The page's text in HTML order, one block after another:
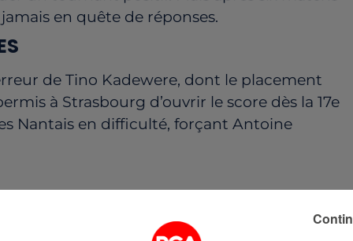
en quête de réponses.
de Tino Kadewere, dont le placement
à Strasbourg d’ouvrir le score dès la 17e
Nantais en difficulté, forçant Antoine
mi-temps, mais les seules fois où des
n'ont pas concrétisé. Il en est de même au